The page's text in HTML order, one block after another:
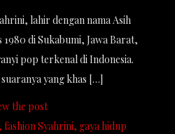
lahir dengan nama Asih
1980 di Sukabumi, Jawa Barat,
pop terkenal di Indonesia.
yang khas […]
the post
fashion Syahrini gaya hidup